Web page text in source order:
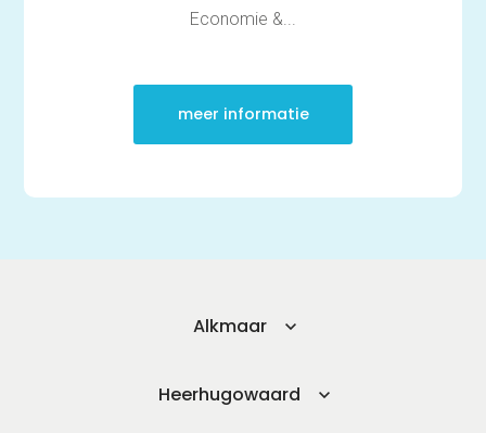
Economie &...
meer informatie
Alkmaar
Heerhugowaard